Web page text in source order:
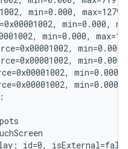
min=0.000,
min=0.000,
min=0.000,
min=0.000,
min=0.000,
id=0,